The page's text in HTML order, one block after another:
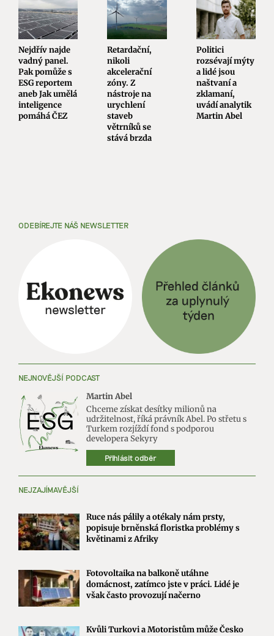
Nejdřív najde
vadný panel.
Pak pomůže s
ESG reportem
aneb Jak umělá
inteligence
pomáhá ČEZ
Retardační,
nikoli
akcelerační
zóny. Z
nástroje na
urychlení
staveb
větrníků se
stává brzda
Politici
rozsévají mýty
a lidé jsou
naštvaní a
zklamaní,
uvádí analytik
Martin Abel
ODEBÍREJTE NÁŠ NEWSLETTER
NEJNOVĚJŠÍ PODCAST
Martin Abel
Chceme získat desítky milionů na
udržitelnost, říká právník Abel. Po střetu s
Turkem rozjíždí fond s podporou
developera Sekyry
Přihlásit odběr
NEJZAJÍMAVĚJŠÍ
Ruce nás pálily a otékaly nám prsty,
popisuje brněnská floristka problémy s
květinami z Afriky
Fotovoltaika na balkoně utáhne
domácnost, zatímco jste v práci. Lidé je
však často provozují načerno
Kvůli Turkovi a Motoristům může Česko